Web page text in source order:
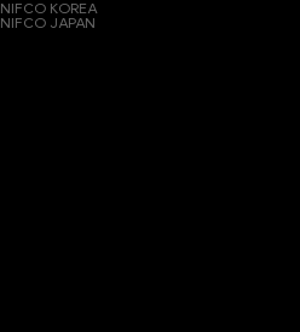
NIFCO KOREA
NIFCO JAPAN